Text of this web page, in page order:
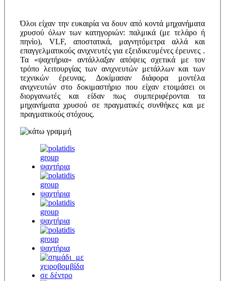
Όλοι είχαν την ευκαιρία να δουν από κοντά μηχανήματα
χρυσού όλων των κατηγοριών: παλμικά (με τελάρο ή
πηνίο), VLF, αποστατικά, μαγνητόμετρα αλλά και
επαγγελματικούς ανιχνευτές για εξειδικευμένες έρευνες .
Τα «ψαχτήρια» αντάλλαξαν απόψεις σχετικά με τον
τρόπο λειτουργίας των ανιχνευτών μετάλλων και των
τεχνικών έρευνας. Δοκίμασαν διάφορα μοντέλα
ανιχνευτών στο δοκιμαστήριο που είχαν ετοιμάσει οι
διοργανωτές και είδαν πως συμπεριφέρονται τα
μηχανήματα χρυσού σε πραγματικές συνθήκες και με
πραγματικούς στόχους.